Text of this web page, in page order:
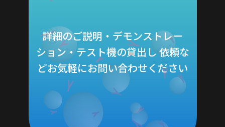
詳細のご説明・デモンストレー
ション・テスト機の貸出し 依頼な
どお気軽にお問い合わせください